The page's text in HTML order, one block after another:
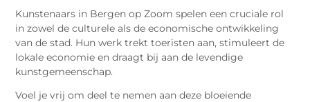
Kunstenaars in Bergen op Zoom spelen een cruciale rol
in zowel de culturele als de economische ontwikkeling
van de stad. Hun werk trekt toeristen aan, stimuleert de
lokale economie en draagt bij aan de levendige
kunstgemeenschap.
Voel je vrij om deel te nemen aan deze bloeiende